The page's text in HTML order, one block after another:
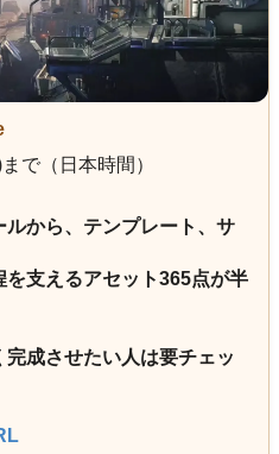
で（日本時間）
から、テンプレート、サ
支えるアセット365点が半
成させたい人は要チェッ